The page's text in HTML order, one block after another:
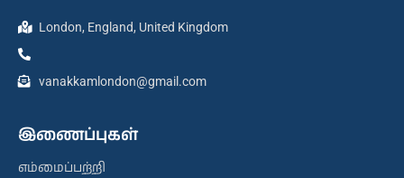
London, England, United Kingdom
vanakkamlondon@gmail.com
இணைப்புகள்
எம்மைப்பற்றி